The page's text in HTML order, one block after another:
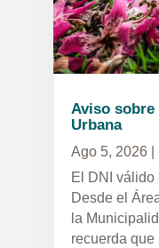
Aviso
Urbana
Ago 5, 2026|
El DNI válido
Desde el
la
recuerda que